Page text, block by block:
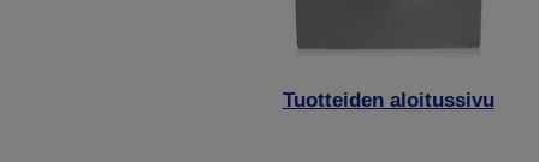
Tuotteiden aloitussivu